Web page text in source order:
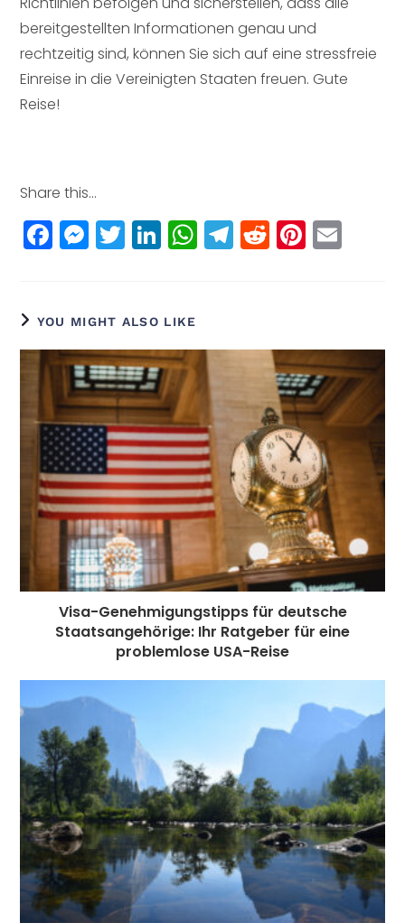
bereitgestellten Informationen genau und
rechtzeitig sind, können Sie sich auf eine stressfreie
Einreise in die Vereinigten Staaten freuen. Gute
Reise!
Share this...
F
a
e
b
o
o
k
M
e
e
n
g
e
r
T
w
e
r
Li
n
e
dI
n
W
h
A
p
p
T
el
r
a
m
R
e
t
Pi
n
r
e
st
YOU MIGHT ALSO LIKE
Visa-Genehmigungstipps für deutsche
Staatsangehörige: Ihr Ratgeber für eine
problemlose USA-Reise